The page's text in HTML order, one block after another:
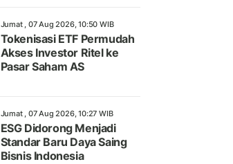
Jumat , 07 Aug 2026, 10:50 WIB
Tokenisasi ETF Permudah
Akses Investor Ritel ke
Pasar Saham AS
Jumat , 07 Aug 2026, 10:27 WIB
ESG Didorong Menjadi
Standar Baru Daya Saing
Bisnis Indonesia